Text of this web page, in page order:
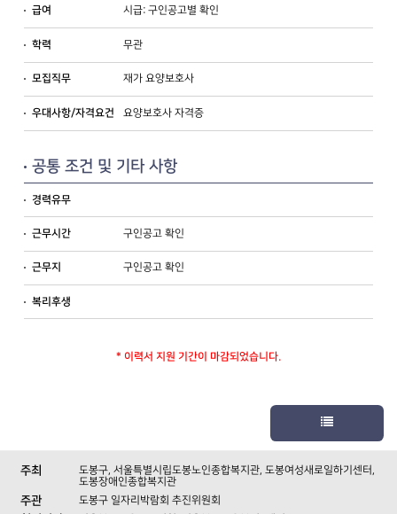
급여 시급: 구인공고별 확인
학력 무관
모집직무 재가 요양보호사
우대사항/자격요건 요양보호사 자격증
공통 조건 및 기타 사항
경력유무
근무시간 구인공고 확인
근무지 구인공고 확인
복리후생
* 이력서 지원 기간이 마감되었습니다.
주최 도봉구, 서울특별시립도봉노인종합복지관, 도봉여성새로일하기센터 ,
도봉장애인종합복지관
주관 도봉구 일자리박람회 추진위원회